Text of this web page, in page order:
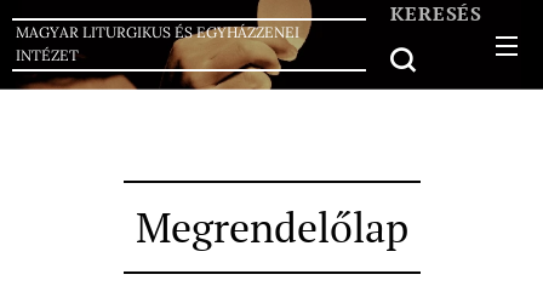
MAGYAR LITURGIKUS ÉS EGYHÁZZENEI
INTÉZET
KERESÉS
Megrendelőlap